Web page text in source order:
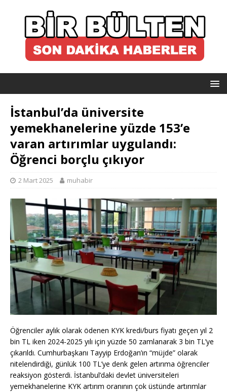
İstanbul’da üniversite
yemekhanelerine yüzde 153’e
varan artırımlar uygulandı:
Öğrenci borçlu çıkıyor
2 Mart 2025 muhabir
Öğrenciler aylık olarak ödenen KYK kredi/burs fiyatı geçen yıl 2
bin TL iken 2024-2025 yılı için yüzde 50 zamlanarak 3 bin TL’ye
çıkarıldı. Cumhurbaşkanı Tayyip Erdoğan’ın “müjde” olarak
nitelendirdiği, günlük 100 TL’ye denk gelen artırıma öğrenciler
reaksiyon gösterdi. İstanbul’daki devlet üniversiteleri
yemekhanelerine KYK artırım oranının çok üstünde artırımlar